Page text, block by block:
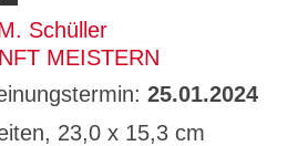
Schüller
MEISTERN
25.01.2024
23,0 x 15,3 cm